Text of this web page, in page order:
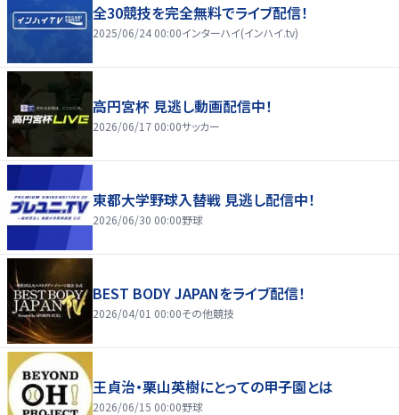
全30競技を完全無料でライブ配信！
2025/06/24 00:00インターハイ(インハイ.tv)
高円宮杯 見逃し動画配信中！
2026/06/17 00:00サッカー
東都大学野球入替戦 見逃し配信中！
2026/06/30 00:00野球
BEST BODY JAPANをライブ配信！
2026/04/01 00:00その他競技
王貞治・栗山英樹にとっての甲子園とは
2026/06/15 00:00野球